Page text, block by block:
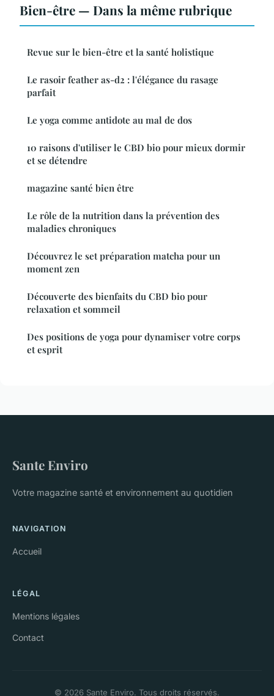
Bien-être — Dans la même rubrique
Revue sur le bien-être et la santé holistique
Le rasoir feather as-d2 : l'élégance du rasage
parfait
Le yoga comme antidote au mal de dos
10 raisons d'utiliser le CBD bio pour mieux dormir
et se détendre
magazine santé bien être
Le rôle de la nutrition dans la prévention des
maladies chroniques
Découvrez le set préparation matcha pour un
moment zen
Découverte des bienfaits du CBD bio pour
relaxation et sommeil
Des positions de yoga pour dynamiser votre corps
et esprit
Sante Enviro
Votre magazine santé et environnement au quotidien
NAVIGATION
Accueil
LÉGAL
Mentions légales
Contact
© 2026 Sante Enviro. Tous droits réservés.